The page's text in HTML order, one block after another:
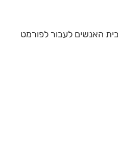
האנשים לעבור לפורמט